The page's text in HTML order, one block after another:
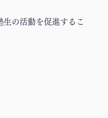
の活動を促進するこ